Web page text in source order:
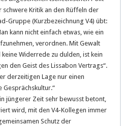
Kritik an den Rüffeln der
Gruppe (Kurzbezeichnung V4) übt:
kann nicht einfach etwas, wie ein
verordnen. Mit Gewalt
Widerrede zu dulden, ist kein
den Geist des Lissabon Vertrags“.
derzeitigen Lage nur einen
Gesprächskultur.“
jüngerer Zeit sehr bewusst betont,
wird, mit den V4-Kollegen immer
Schutz der